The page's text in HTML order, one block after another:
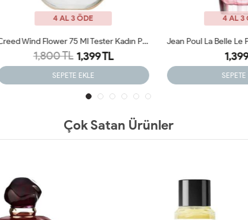
4 AL 3 ÖDE
Creed Wind Flower 75 Ml Tester Kadın Parfümü
1,800 TL 1,399 TL
SEPETE EKLE
4 AL 3 ÖDE
SEPETE EKLE
Çok Satan Ürünler